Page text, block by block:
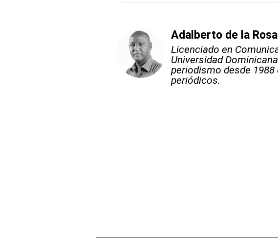
Adalberto de la Rosa
Licenciado en
Universidad
periodismo desde
periódicos.